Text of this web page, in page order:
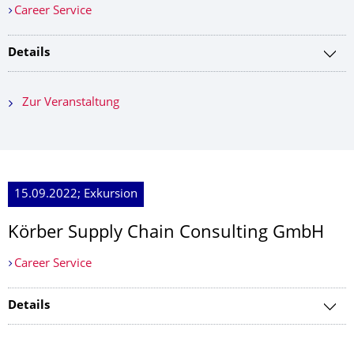
Career Service
Details
Zur Veranstaltung
15.09.2022; Exkursion
Körber Supply Chain Consulting GmbH
Career Service
Details